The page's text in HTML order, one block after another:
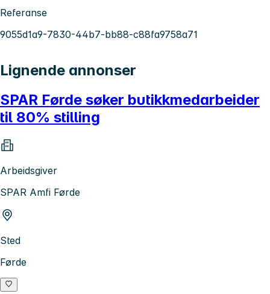
Referanse
9055d1a9-7830-44b7-bb88-c88fa9758a71
Lignende annonser
SPAR Førde søker butikkmedarbeider
til 80% stilling
Arbeidsgiver
SPAR Amfi Førde
Sted
Førde